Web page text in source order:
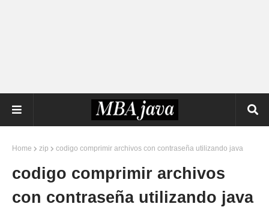
Home zip codigo comprimir archivos con contraseña utilizando java
codigo comprimir archivos
con contraseña utilizando java